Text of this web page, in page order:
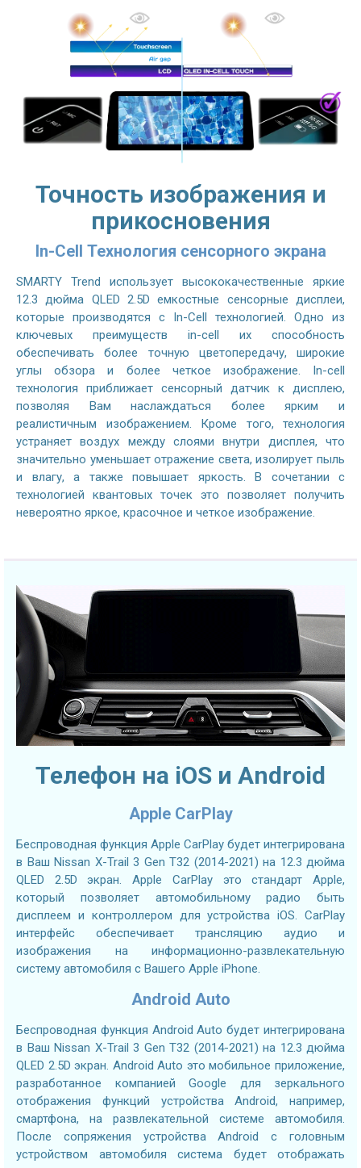
Точность изображения и
прикосновения
In-Cell Технология сенсорного экрана
SMARTY Trend использует высококачественные яркие
12.3 дюйма QLED 2.5D емкостные сенсорные дисплеи,
которые производятся с In-Cell технологией. Одно из
ключевых преимуществ in-cell их способность
обеспечивать более точную цветопередачу, широкие
углы обзора и более четкое изображение. In-cell
технология приближает сенсорный датчик к дисплею,
позволяя Вам наслаждаться более ярким и
реалистичным изображением. Кроме того, технология
устраняет воздух между слоями внутри дисплея, что
значительно уменьшает отражение света, изолирует пыль
и влагу, а также повышает яркость. В сочетании с
технологией квантовых точек это позволяет получить
невероятно яркое, красочное и четкое изображение.
Телефон на iOS и Android
Apple CarPlay
Беспроводная функция Apple CarPlay будет интегрирована
в Ваш Nissan X-Trail 3 Gen T32 (2014-2021) на 12.3 дюйма
QLED 2.5D экран. Apple CarPlay это стандарт Apple,
который позволяет автомобильному радио быть
дисплеем и контроллером для устройства iOS. CarPlay
интерфейс обеспечивает трансляцию аудио и
изображения на информационно-развлекательную
систему автомобиля с Вашего Apple iPhone.
Android Auto
Беспроводная функция Android Auto будет интегрирована
в Ваш Nissan X-Trail 3 Gen T32 (2014-2021) на 12.3 дюйма
QLED 2.5D экран. Android Auto это мобильное приложение,
разработанное компанией Google для зеркального
отображения функций устройства Android, например,
смартфона, на развлекательной системе автомобиля.
После сопряжения устройства Android с головным
устройством автомобиля система будет отображать